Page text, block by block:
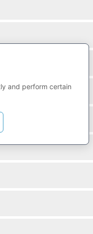
and perform certain